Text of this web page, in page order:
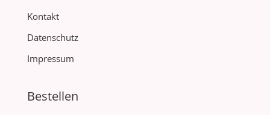
Kontakt
Datenschutz
Impressum
Bestellen